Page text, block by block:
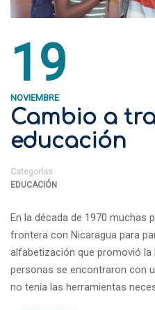
19
NOVIEMBRE
Cambio a
educación
Categorías
EDUCACIÓN
En la década de 1970 muchas
frontera con Nicaragua para
alfabetización que promovió la
personas se encontraron con
no tenía las herramientas